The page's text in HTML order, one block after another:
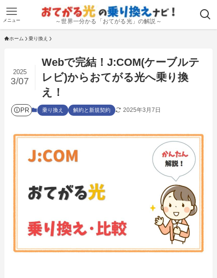
～世界一分かる「おてがる光」の解説～
メニュー
ホーム 乗り換え
Webで完結！J:COM(ケーブルテ
レビ)からおてがる光へ乗り換
え！
2025
3/07
PR 乗り換え 解約と新規契約 2025年3月7日